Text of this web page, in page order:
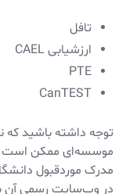
تافل
ارزشیابی CAEL
PTE
CanTEST
توجه داشته باشید که
موسسه‌ای ممکن است
مدرک موردقبول
در وب‌سایت رسمی آن